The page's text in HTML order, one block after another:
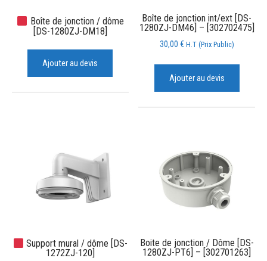
Boîte de jonction / dôme
[DS-1280ZJ-DM18]
Ajouter au devis
Boîte de jonction int/ext [DS-
1280ZJ-DM46] – [302702475]
30,00 € H.T (Prix Public)
Ajouter au devis
Support mural / dôme [DS-
1272ZJ-120]
Boite de jonction / Dôme [DS-
1280ZJ-PT6] – [302701263]